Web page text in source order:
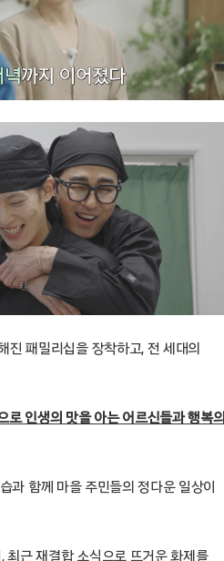
진 패밀리십을 장착하고, 전 세대의
로 인생의 맛을 아는 어르신들과 행복의
과 함께 마을 주민들의 정다운 일상이
최근 재결합 소식으로 뜨거운 화제를